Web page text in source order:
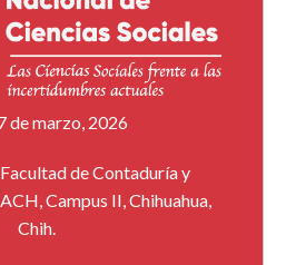
de marzo, 2026
de Contaduría y
Campus II, Chihuahua,
Chih.